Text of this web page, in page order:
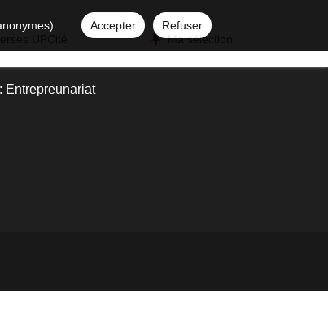
Accepter
Refuser
Ma sélection
Entrepreunariat